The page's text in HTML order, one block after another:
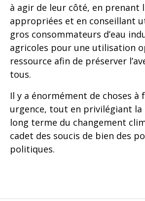
à agir de leur côté, en prenant
appropriées et en conseillant
gros consommateurs d’eau
agricoles pour une utilisation
ressource afin de préserver
tous.
Il y a énormément de choses à
urgence, tout en privilégiant la
long terme du changement
cadet des soucis de bien des
politiques.